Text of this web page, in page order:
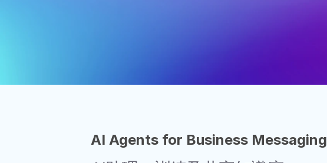
AI Agents for Business Messaging